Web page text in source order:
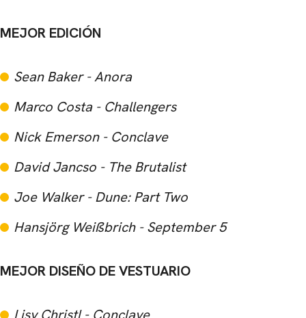
MEJOR EDICIÓN
Sean Baker - Anora
Marco Costa - Challengers
Nick Emerson - Conclave
David Jancso - The Brutalist
Joe Walker - Dune: Part Two
Hansjörg Weißbrich - September 5
MEJOR DISEÑO DE VESTUARIO